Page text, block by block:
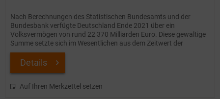
Nach Berechnungen des Statistischen Bundesamts und der
Bundesbank verfügte Deutschland Ende 2021 über ein
Volksvermögen von rund 22 370 Milliarden Euro. Diese gewaltige
Summe setzte sich im Wesentlichen aus dem Zeitwert der
Gebäude und...
Details
Auf Ihren Merkzettel setzen